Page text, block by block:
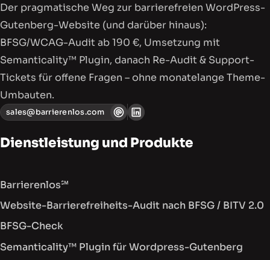
Der pragmatische Weg zur barriere­freien WordPress-
Gutenberg-Website (und darüber hinaus):
BFSG/WCAG-Audit ab 190 €, Umsetzung mit
Semanticality™ Plugin, danach Re-Audit & Support-
Tickets für offene Fragen – ohne monatelange Theme-
Umbauten.
sales@barrierenlos.com
Dienstleistung und Produkte
Barrierenlos℠
Website-Barrierefreiheits-Audit nach BFSG / BITV 2.0
BFSG-Check
Semanticality™ Plugin für Wordpress-Gutenberg